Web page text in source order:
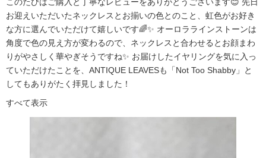
お迎えいただいたネックレスとお揃いの色とのこと、虹色がお好き
な方に選んでいただけて嬉しいです🌈✨ オーロララインストーンは
角度で色の見え方が変わるので、ネックレスと合わせるとお顔まわ
りがやさしく華やぎそうですね✨ お届けしたイヤリングを気に入っ
ていただけたことを、ANTIQUE LEAVESも「Not Too Shabby」と
してもありがたく拝見しました！
すべて表示